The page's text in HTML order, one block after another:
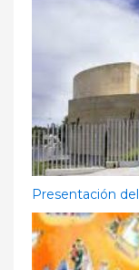
Presentación